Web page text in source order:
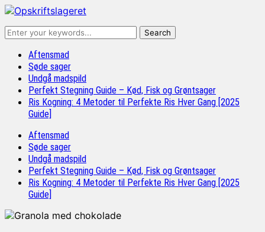
Aftensmad
Søde sager
Undgå madspild
Perfekt Stegning Guide – Kød, Fisk og Grøntsager
Ris Kogning: 4 Metoder til Perfekte Ris Hver Gang [2025
Guide]
Aftensmad
Søde sager
Undgå madspild
Perfekt Stegning Guide – Kød, Fisk og Grøntsager
Ris Kogning: 4 Metoder til Perfekte Ris Hver Gang [2025
Guide]